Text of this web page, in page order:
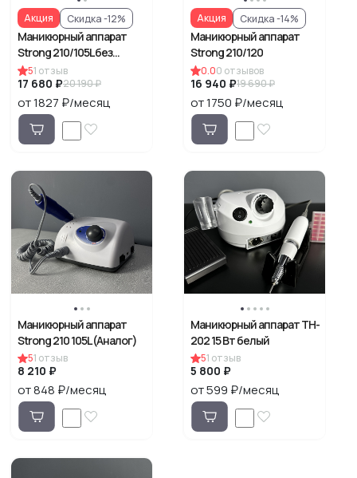
Акция Скидка -12%
Маникюрный аппарат
Strong 210/105L без
педали
51 отзыв
17 680 ₽20 190 ₽
от 1827 ₽/месяц
Акция Скидка -14%
Маникюрный аппарат
Strong 210/120
0.00 отзывов
16 940 ₽19 690 ₽
от 1750 ₽/месяц
Маникюрный аппарат
Strong 210 105L (Аналог)
51 отзыв
8 210 ₽
от 848 ₽/месяц
Маникюрный аппарат TH-
202 15 Вт белый
51 отзыв
5 800 ₽
от 599 ₽/месяц